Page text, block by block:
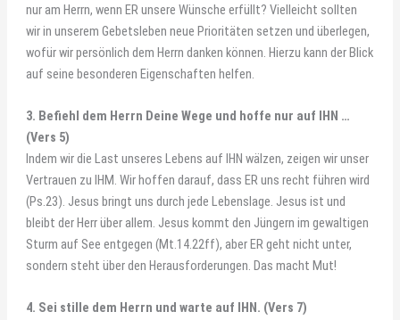
nur am Herrn, wenn ER unsere Wünsche erfüllt? Vielleicht sollten
wir in unserem Gebetsleben neue Prioritäten setzen und überlegen,
wofür wir persönlich dem Herrn danken können. Hierzu kann der Blick
auf seine besonderen Eigenschaften helfen.
3. Befiehl dem Herrn Deine Wege und hoffe nur auf IHN …
(Vers 5)
Indem wir die Last unseres Lebens auf IHN wälzen, zeigen wir unser
Vertrauen zu IHM. Wir hoffen darauf, dass ER uns recht führen wird
(Ps.23). Jesus bringt uns durch jede Lebenslage. Jesus ist und
bleibt der Herr über allem. Jesus kommt den Jüngern im gewaltigen
Sturm auf See entgegen (Mt.14.22ff), aber ER geht nicht unter,
sondern steht über den Herausforderungen. Das macht Mut!
4. Sei stille dem Herrn und warte auf IHN. (Vers 7)